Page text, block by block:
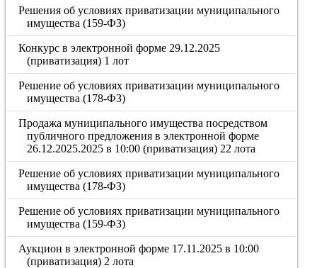
Решения об условиях приватизации муниципального
имущества (159-ФЗ)
Конкурс в электронной форме 29.12.2025
(приватизация) 1 лот
Решение об условиях приватизации муниципального
имущества (178-ФЗ)
Продажа муниципального имущества посредством
публичного предложения в электронной форме
26.12.2025.2025 в 10:00 (приватизация) 22 лота
Решение об условиях приватизации муниципального
имущества (178-ФЗ)
Решение об условиях приватизации муниципального
имущества (159-ФЗ)
Аукцион в электронной форме 17.11.2025 в 10:00
(приватизация) 2 лота